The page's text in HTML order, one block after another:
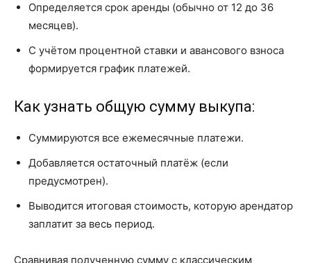
Определяется срок аренды (обычно от 12 до 36
месяцев).
С учётом процентной ставки и авансового взноса
формируется график платежей.
Как узнать общую сумму выкупа:
Суммируются все ежемесячные платежи.
Добавляется остаточный платёж (если
предусмотрен).
Выводится итоговая стоимость, которую арендатор
заплатит за весь период.
Сравнивая полученную сумму с классическим